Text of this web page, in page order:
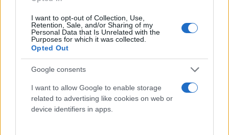
I want to opt-out of Collection, Use,
Retention, Sale, and/or Sharing of my
Personal Data that Is Unrelated with the
Purposes for which it was collected.
Opted Out
Google consents
I want to allow Google to enable storage
related to advertising like cookies on web or
device identifiers in apps.
γινόταν η καρδιά του grunge: μια έκρηξη από punk,
metal και pop, οργή και μελωδία σε ένα χάος που
ήταν συγχρόνως εκλεπτυσμένο και ωμό. Κάθε
τραγούδι ήταν σαν να πετούσε ένα κομμάτι του
εαυτού του στους ακροατές· κάθε φράση, κάθε
κραυγή ήταν μια ανοιχτή πληγή.
Για να δεις ένα live του Cobain έπρεπε να πάρεις